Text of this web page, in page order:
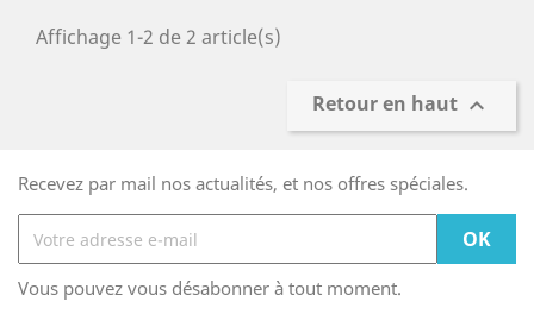
Affichage 1-2 de 2 article(s)
Retour en haut 
Recevez par mail nos actualités, et nos offres spéciales.
Vous pouvez vous désabonner à tout moment.